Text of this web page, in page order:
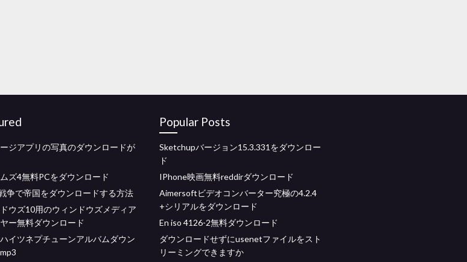
ジアプリの写真のダウンロードが
ズ4無料PCをダウンロード
争で帝国をダウンロードする方法
ウズ10用のウィンドウズメディア
ー無料ダウンロード
ハイツネプチューンアルバムダウン
Popular Posts
Sketchupバージョン15.3.331をダウンロー
ド
IPhone映画無料reddirダウンロード
Aimersoftビデオコンバーター究極の4.2.4
+シリアルをダウンロード
En iso 4126-2無料ダウンロード
ダウンロードせずにusenetファイルをスト
リーミングできますか